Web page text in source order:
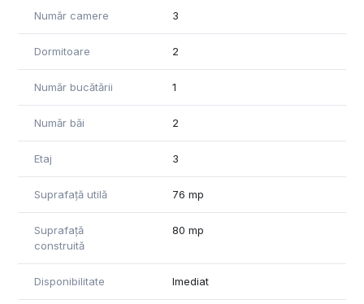
Număr camere 3
Dormitoare 2
Număr bucătării 1
Număr băi 2
Etaj 3
Suprafață utilă 76 mp
Suprafață
construită
80 mp
Disponibilitate Imediat